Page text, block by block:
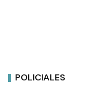
POLICIALES